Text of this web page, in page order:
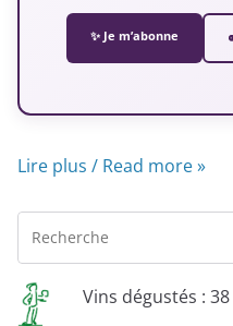
✨ Je m’abonne
Lire plus / Read more »
Vins dégustés :